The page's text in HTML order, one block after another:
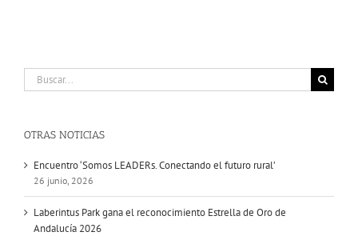
Buscar:
OTRAS NOTICIAS
Encuentro ‘Somos LEADERs. Conectando el futuro rural’
26 junio, 2026
Laberintus Park gana el reconocimiento Estrella de Oro de
Andalucía 2026